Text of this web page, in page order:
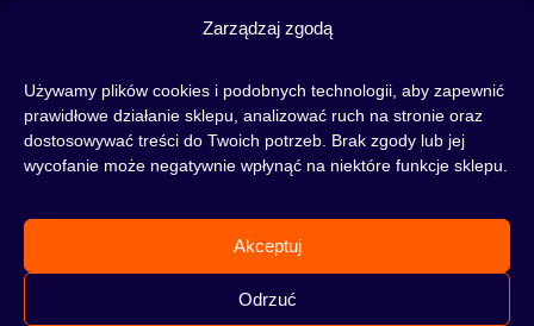
Zarządzaj zgodą
Używamy plików cookies i podobnych technologii, aby zapewnić
prawidłowe działanie sklepu, analizować ruch na stronie oraz
dostosowywać treści do Twoich potrzeb. Brak zgody lub jej
wycofanie może negatywnie wpłynąć na niektóre funkcje sklepu.
Akceptuj
Odrzuć
POLITYKA PRYWATNOŚCI
to miejsce jest idealne dla Ciebie! Odwiedź nasz
artykułów, albo nie czekaj i od razu przejdź do naszego shisha-sklepu i zacznij zakupy.